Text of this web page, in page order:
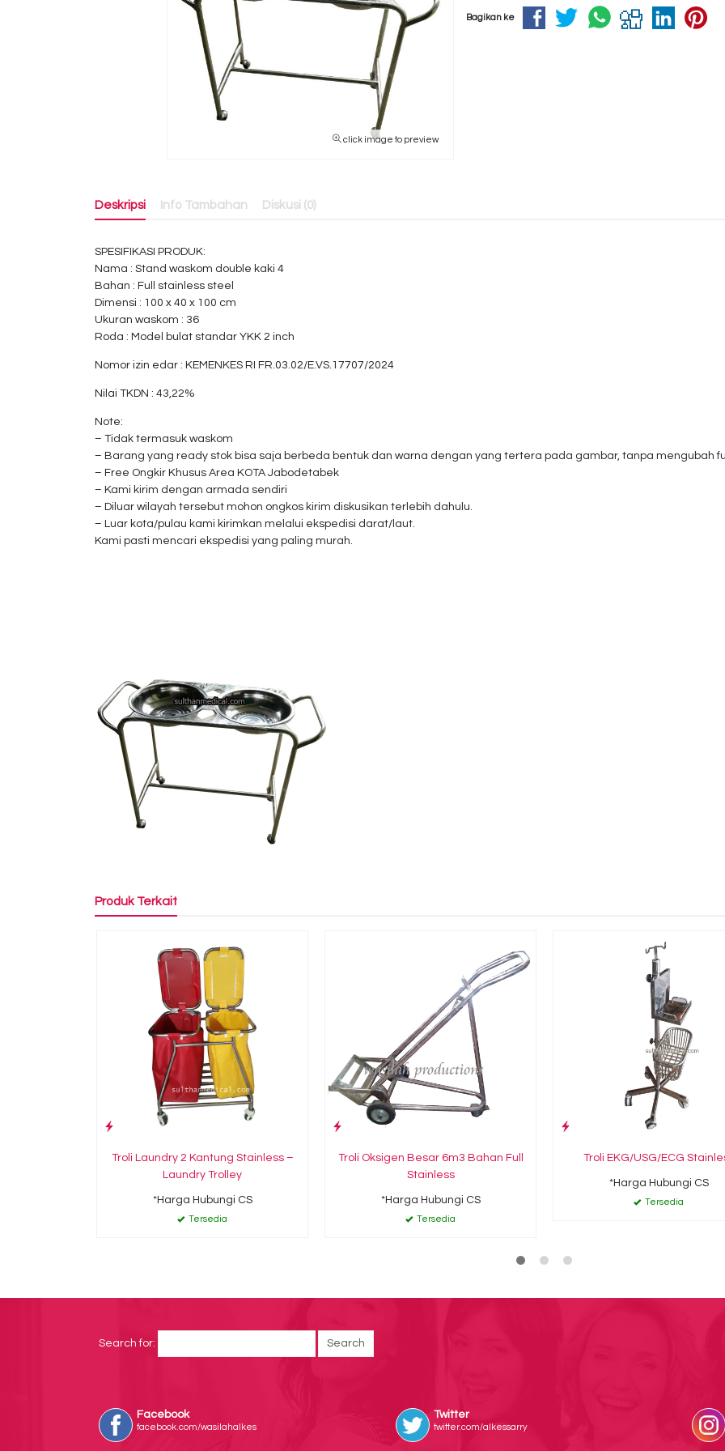
click image to preview
Bagikan ke
Deskripsi Info Tambahan Diskusi (0)
SPESIFIKASI PRODUK:
Nama : Stand waskom double kaki 4
Bahan : Full stainless steel
Dimensi : 100 x 40 x 100 cm
Ukuran waskom : 36
Roda : Model bulat standar YKK 2 inch
Nomor izin edar : KEMENKES RI FR.03.02/E.VS.17707/2024
Nilai TKDN : 43,22%
Note:
– Tidak termasuk waskom
– Barang yang ready stok bisa saja berbeda bentuk dan warna dengan yang tertera pada gambar, tanpa mengubah
– Free Ongkir Khusus Area KOTA Jabodetabek
– Kami kirim dengan armada sendiri
– Diluar wilayah tersebut mohon ongkos kirim diskusikan terlebih dahulu.
– Luar kota/pulau kami kirimkan melalui ekspedisi darat/laut.
Kami pasti mencari ekspedisi yang paling murah.
Produk Terkait
Troli Laundry 2 Kantung Stainless –
Laundry Trolley
*Harga Hubungi CS
Tersedia
Troli Oksigen Besar 6m3 Bahan Full
Stainless
*Harga Hubungi CS
Tersedia
Troli EKG/USG/ECG
*Harga Hubungi CS
Tersedia
Search for:
Facebook
facebook.com/wasilahalkes
Twitter
twitter.com/alkessarry